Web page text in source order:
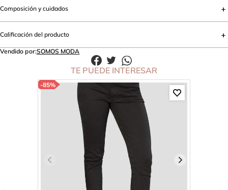
Composición y cuidados
Calificación del producto
Vendido por:SOMOS MODA
TE PUEDE INTERESAR
-85%